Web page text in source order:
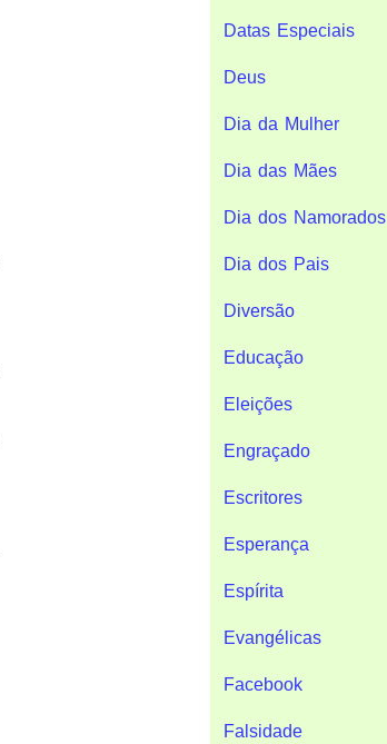
Datas Especiais
Deus
Dia da Mulher
Dia das Mães
Dia dos Namorados
Dia dos Pais
Diversão
Educação
Eleições
Engraçado
Escritores
Esperança
Espírita
Evangélicas
Facebook
Falsidade